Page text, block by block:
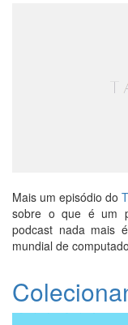
Mais um episódio do
sobre o que é um
podcast nada mais
mundial de